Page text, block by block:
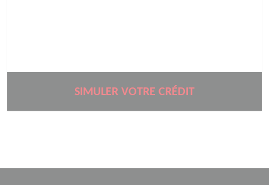
SIMULER VOTRE CRÉDIT